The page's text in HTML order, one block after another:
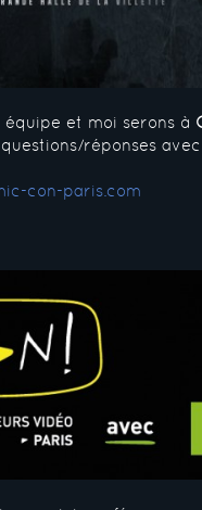
équipe et moi serons à
réponses
con-paris.com